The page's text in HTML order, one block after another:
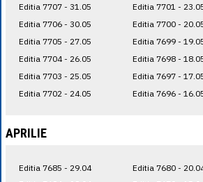
Editia 7707 - 31.05
Editia 7706 - 30.05
Editia 7705 - 27.05
Editia 7704 - 26.05
Editia 7703 - 25.05
Editia 7702 - 24.05
Editia 7701 -
Editia 7700 -
Editia 7699 -
Editia 7698 -
Editia 7697 -
Editia 7696 -
APRILIE
Editia 7685 - 29.04
Editia 7680 -